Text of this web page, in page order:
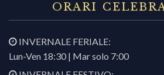
ORARI
INVERNALE FERIALE:
Lun-Ven 18:30 | Mar solo 7:00